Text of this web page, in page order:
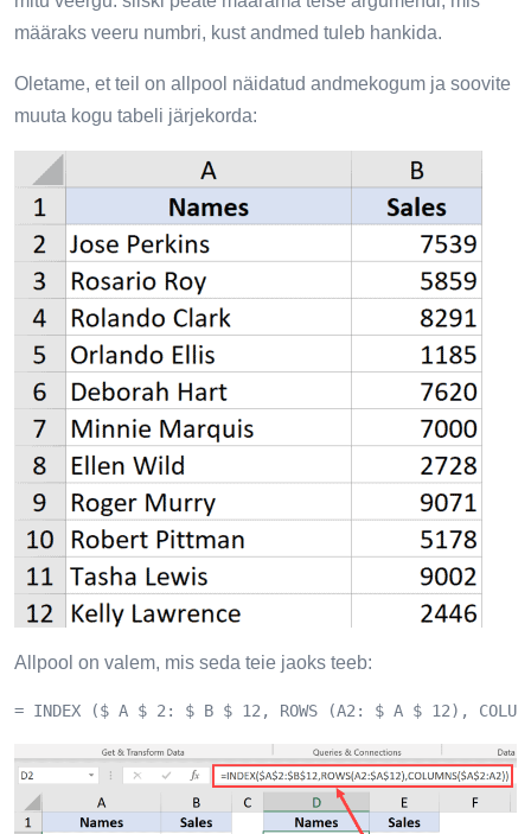
määraks veeru numbri, kust andmed tuleb hankida.
Oletame, et teil on allpool näidatud andmekogum ja soovite
muuta kogu tabeli järjekorda:
Allpool on valem, mis seda teie jaoks teeb:
= INDEX ($ A $ 2: $ B $ 12, ROWS (A2: $ A $ 12),